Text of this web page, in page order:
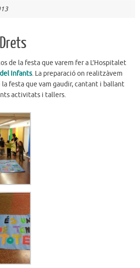
de la festa que varem fer a L’Hospitalet
Infants. La preparació on realitzàvem
festa que vam gaudir, cantant i ballant
activitats i tallers.